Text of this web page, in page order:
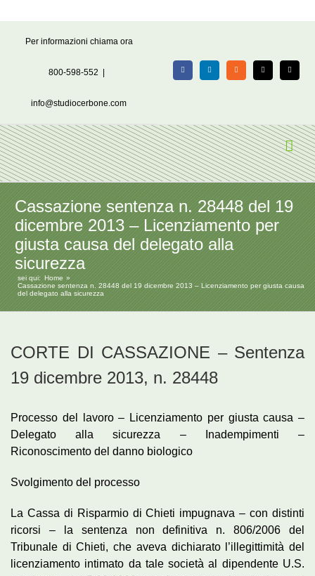
Per informazioni chiama ora
800-598-552
info@studiocerbone.com
FacebookLinkedIn Rss X Email
Cassazione sentenza n. 28448 del 19
dicembre 2013 – Licenziamento per
giusta causa del delegato alla
sicurezza
sei qui: Home
Cassazione sentenza n. 28448 del 19 dicembre 2013 – Licenziamento per giusta causa
del delegato alla sicurezza
CORTE DI CASSAZIONE – Sentenza
19 dicembre 2013, n. 28448
Processo del lavoro – Licenziamento per giusta causa –
Delegato alla sicurezza – Inadempimenti –
Riconoscimento del danno biologico
Svolgimento del processo
La Cassa di Risparmio di Chieti impugnava – con distinti
ricorsi – la sentenza non definitiva n. 806/2006 del
Tribunale di Chieti, che aveva dichiarato l’illegittimità del
licenziamento intimato da tale società al dipendente U.S.